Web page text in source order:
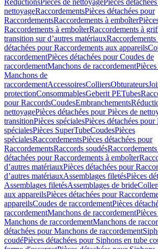
RéductionsPièces de nettoyagePièces
nettoyageRaccordementsPièces détachées pour
RaccordementsRaccordements à emboîter
Raccordements à emboîterRaccordements à
transition sur d’autres matériaux
détachées pour Raccordements aux appareils
raccordementPièces détachées pour Coudes de
raccordementManchons de raccordement
Manchons de
raccordementAccessoiresColliersObturateurs
protectionConsommablesGeberit PETubes
pour RaccordsCoudesEmbranchements
nettoyagePièces détachées pour Pièces de
transitionPièces spécialesPièces détachées pour
spécialesPièces SuperTubeCoudesPièces
spécialesRaccordementsPièces détachées pour
RaccordementsRaccords soudés
détachées pour Raccordements à emboîter
d’autres matériauxPièces détachées pour
d’autres matériauxAssemblages filetésPièces
Assemblages filetésAssemblages de bride
aux appareilsPièces détachées pour
appareilsCoudes de raccordementPièces
raccordementManchons de raccordement
Manchons de raccordementManchons de
détachées pour Manchons de raccordement
coudéPièces détachées pour Siphons en tube